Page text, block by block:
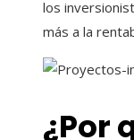
los
más a la
¿Por